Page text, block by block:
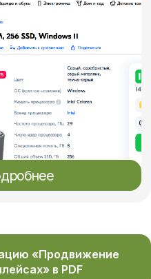
«Продвижение
в PDF